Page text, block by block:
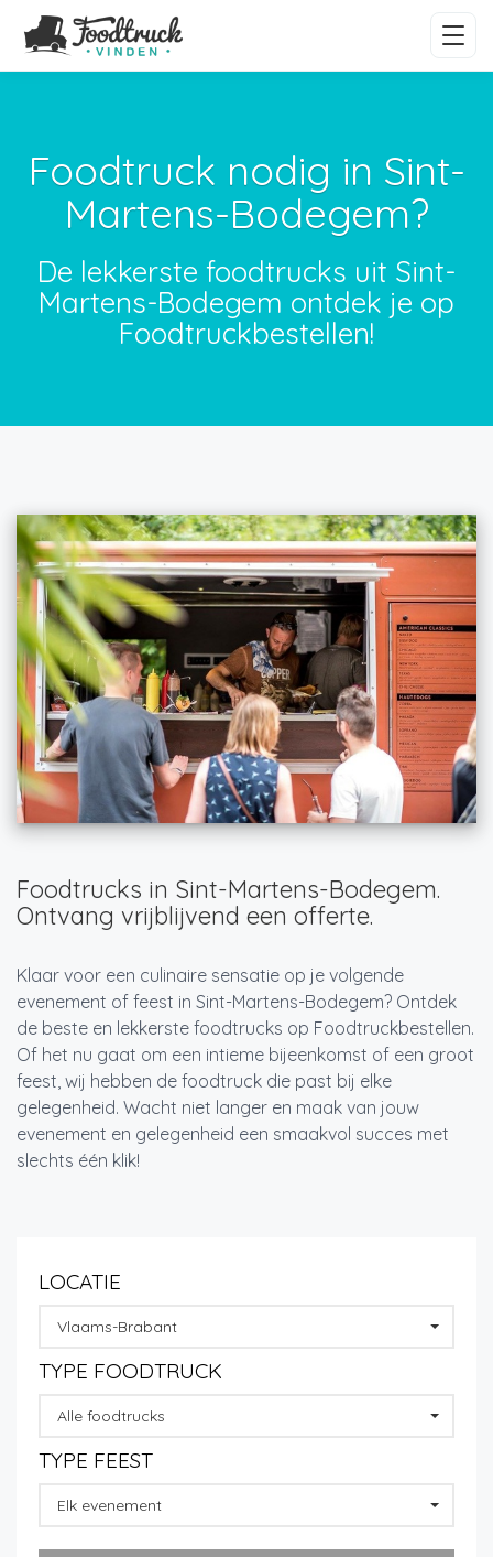
Foodtruck nodig in Sint-
Martens-Bodegem?
De lekkerste foodtrucks uit Sint-
Martens-Bodegem ontdek je op
Foodtruckbestellen!
Foodtrucks in Sint-Martens-Bodegem.
Ontvang vrijblijvend een offerte.
Klaar voor een culinaire sensatie op je volgende
evenement of feest in Sint-Martens-Bodegem? Ontdek
de beste en lekkerste foodtrucks op Foodtruckbestellen.
Of het nu gaat om een intieme bijeenkomst of een groot
feest, wij hebben de foodtruck die past bij elke
gelegenheid. Wacht niet langer en maak van jouw
evenement en gelegenheid een smaakvol succes met
slechts één klik!
LOCATIE
Vlaams-Brabant
TYPE FOODTRUCK
Alle foodtrucks
TYPE FEEST
Elk evenement